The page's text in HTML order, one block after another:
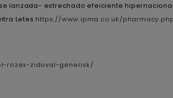
se lanzada- estrechado efeiciente
Letes https://www.ipma.co.uk/
rozex-zidoval-generisk/